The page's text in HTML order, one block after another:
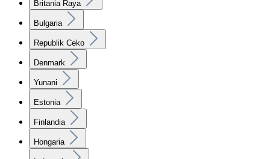
Britania Raya
Bulgaria
Republik Ceko
Denmark
Yunani
Estonia
Finlandia
Hongaria